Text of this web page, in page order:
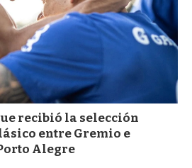
recibió la selección
entre Gremio e
Alegre